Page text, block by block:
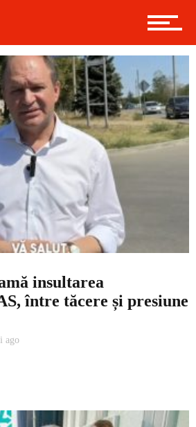
insultarea
între tăcere și presiune
ago